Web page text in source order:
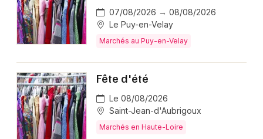
07/08/2026 → 08/08/2026
Le Puy-en-Velay
Marchés au Puy-en-Velay
Fête d'été
Le 08/08/2026
Saint-Jean-d'Aubrigoux
Marchés en Haute-Loire